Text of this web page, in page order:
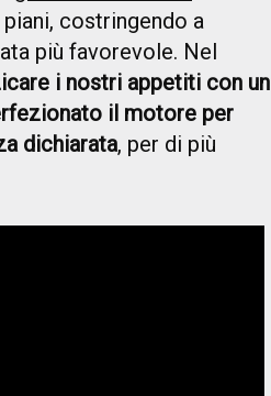
costringendo a
più favorevole. Nel
i nostri appetiti con un
il motore per
dichiarata, per di più